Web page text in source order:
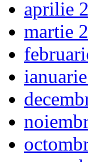
aprilie
martie